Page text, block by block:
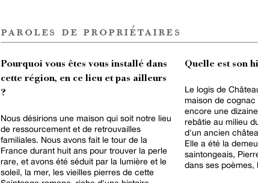
paroles de propriétaires
Pourquoi vous êtes vous installé dans
cette région, en ce lieu et pas ailleurs
?
Nous désirions une maison qui soit notre lieu
de ressourcement et de retrouvailles
familiales. Nous avons fait le tour de la
France durant huit ans pour trouver la perle
rare, et avons été séduit par la lumière et le
soleil, la mer, les vieilles pierres de cette
Quelle est son
Le logis de
maison de cognac
encore une
rebâtie au milieu
d'un ancien
Elle a été la
saintongeais,
dans ses poèmes,